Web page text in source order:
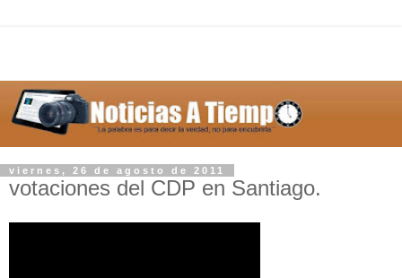
viernes, 26 de agosto de 2011
votaciones del CDP en Santiago.